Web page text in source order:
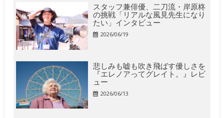
スタッフ兼俳優、二刀流・岸原柊
の挑戦「リアルな風見先生になり
たい」インタビュー
2026/06/19
悲しみも嘘も吹き飛ばす優しさを
『エレノアってグレイト。』レビ
ュー
2026/06/13